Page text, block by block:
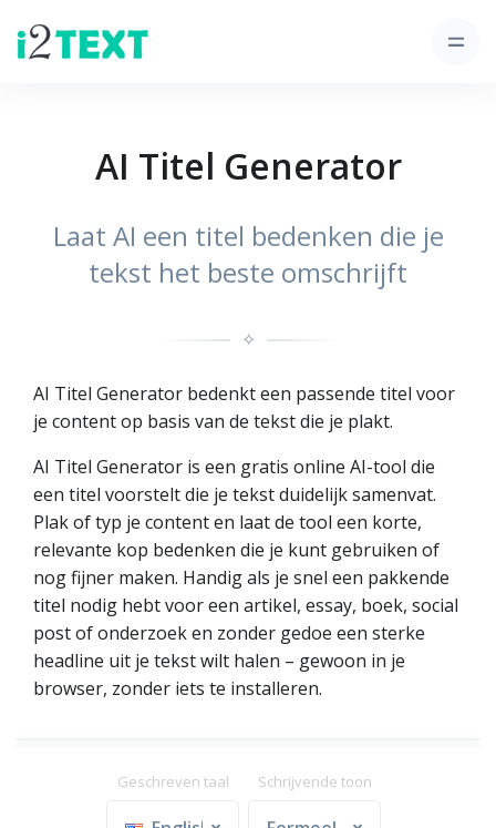
AI Titel Generator
Laat AI een titel bedenken die je
tekst het beste omschrijft
✧
AI Titel Generator bedenkt een passende titel voor
je content op basis van de tekst die je plakt.
AI Titel Generator is een gratis online AI-tool die
een titel voorstelt die je tekst duidelijk samenvat.
Plak of typ je content en laat de tool een korte,
relevante kop bedenken die je kunt gebruiken of
nog fijner maken. Handig als je snel een pakkende
titel nodig hebt voor een artikel, essay, boek, social
post of onderzoek en zonder gedoe een sterke
headline uit je tekst wilt halen – gewoon in je
browser, zonder iets te installeren.
Geschreven taal Schrijvende toon